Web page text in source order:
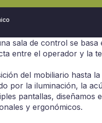
sala de control se basa
entre el operador y la
del mobiliario hasta
por la iluminación, la
pantallas, diseñamos
y ergonómicos.